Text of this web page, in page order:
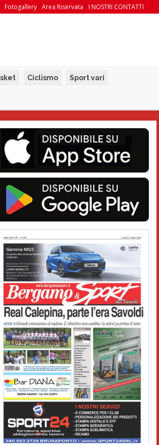
I NOSTRI CONTATTI
Area Riservata
Fotogallery
Ciclismo Sport vari